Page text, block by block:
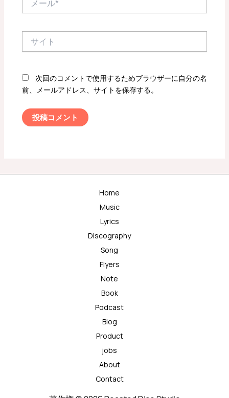
次回のコメントで使用するためブラウザーに自分の名
前、メールアドレス、サイトを保存する。
Home
Music
Lyrics
Discography
Song
Flyers
Note
Book
Podcast
Blog
Product
jobs
About
Contact